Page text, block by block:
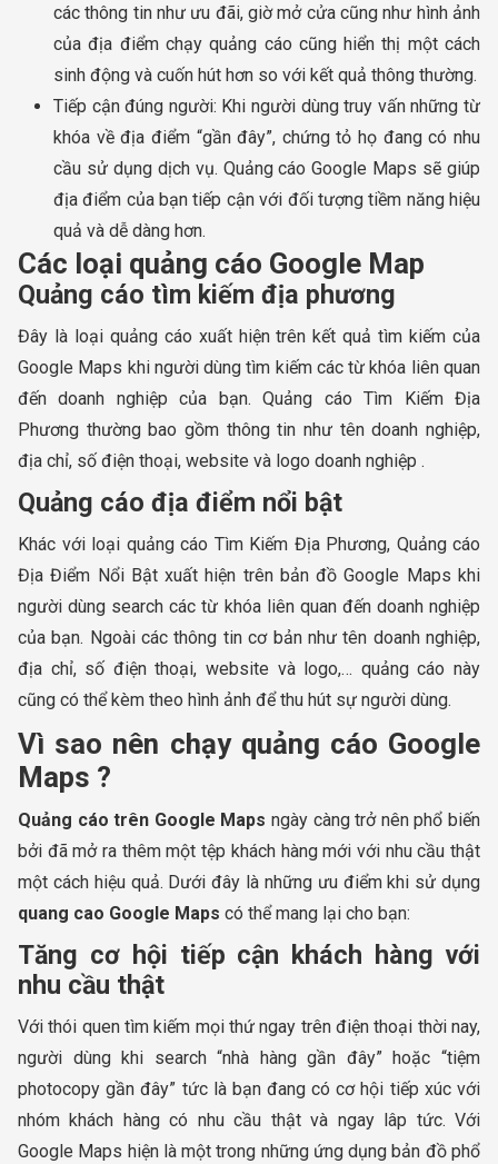
các thông tin như ưu đãi, giờ mở cửa cũng như hình ảnh
của địa điểm chạy quảng cáo cũng hiển thị một cách
sinh động và cuốn hút hơn so với kết quả thông thường.
Tiếp cận đúng người: Khi người dùng truy vấn những từ
khóa về địa điểm “gần đây”, chứng tỏ họ đang có nhu
cầu sử dụng dịch vụ. Quảng cáo Google Maps sẽ giúp
địa điểm của bạn tiếp cận với đối tượng tiềm năng hiệu
quả và dễ dàng hơn.
Các loại quảng cáo Google Map
Quảng cáo tìm kiếm địa phương
Đây là loại quảng cáo xuất hiện trên kết quả tìm kiếm của
Google Maps khi người dùng tìm kiếm các từ khóa liên quan
đến doanh nghiệp của bạn. Quảng cáo Tìm Kiếm Địa
Phương thường bao gồm thông tin như tên doanh nghiệp,
địa chỉ, số điện thoại, website và logo doanh nghiệp .
Quảng cáo địa điểm nổi bật
Khác với loại quảng cáo Tìm Kiếm Địa Phương, Quảng cáo
Địa Điểm Nổi Bật xuất hiện trên bản đồ Google Maps khi
người dùng search các từ khóa liên quan đến doanh nghiệp
của bạn. Ngoài các thông tin cơ bản như tên doanh nghiệp,
địa chỉ, số điện thoại, website và logo,… quảng cáo này
cũng có thể kèm theo hình ảnh để thu hút sự người dùng.
Vì sao nên chạy quảng cáo Google
Maps ?
Quảng cáo trên Google Maps ngày càng trở nên phổ biến
bởi đã mở ra thêm một tệp khách hàng mới với nhu cầu thật
một cách hiệu quả. Dưới đây là những ưu điểm khi sử dụng
quang cao Google Maps có thể mang lại cho bạn:
Tăng cơ hội tiếp cận khách hàng với
nhu cầu thật
Với thói quen tìm kiếm mọi thứ ngay trên điện thoại thời nay,
người dùng khi search “nhà hàng gần đây” hoặc “tiệm
photocopy gần đây” tức là bạn đang có cơ hội tiếp xúc với
nhóm khách hàng có nhu cầu thật và ngay lâp tức. Với
Google Maps hiện là một trong những ứng dụng bản đồ phổ